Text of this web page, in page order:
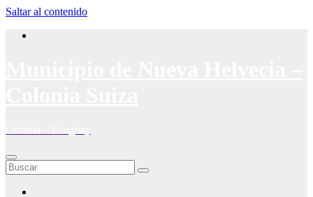
Saltar al contenido